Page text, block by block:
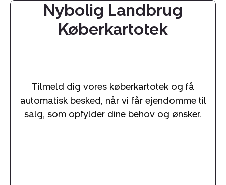
Nybolig Landbrug
Køberkartotek
Tilmeld dig vores køberkartotek og få
automatisk besked, når vi får ejendomme til
salg, som opfylder dine behov og ønsker.